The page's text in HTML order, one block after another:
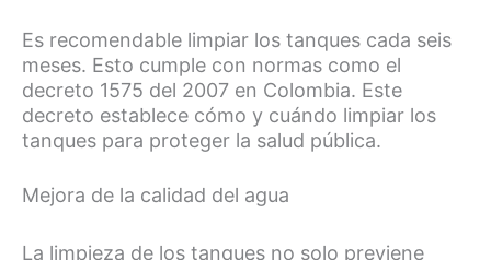
Es recomendable limpiar los tanques cada seis
meses. Esto cumple con normas como el
decreto 1575 del 2007 en Colombia. Este
decreto establece cómo y cuándo limpiar los
tanques para proteger la salud pública.
Mejora de la calidad del agua
La limpieza de los tanques no solo previene